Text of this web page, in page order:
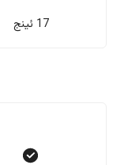
17 ئینج